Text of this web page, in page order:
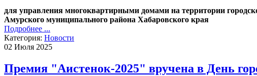
для управления многоквартирными домами на территории
Амурского муниципального района Хабаровского края
Подробнее ...
Категория: Новости
02 Июля 2025
Премия "Аистенок-2025" вручена в День